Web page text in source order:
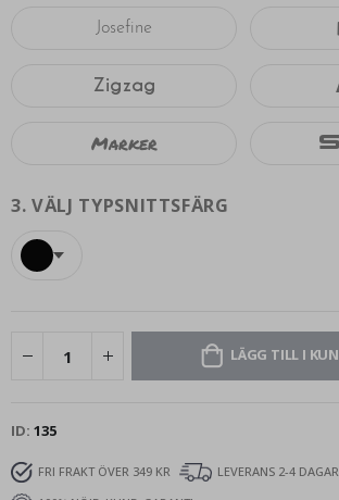
Josefine
Zigzag
Marker
3. VÄLJ TYPSNITTSFÄRG
LÄGG TILL I
ID 135
FRI FRAKT ÖVER 349 KR
LEVERANS 2-4 DAGAR